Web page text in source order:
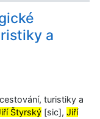
a
turistiky a
Štyrský [sic], Jiří